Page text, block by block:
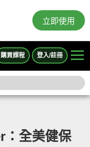
立即使用
購買課程 登入/註冊
：全美健保